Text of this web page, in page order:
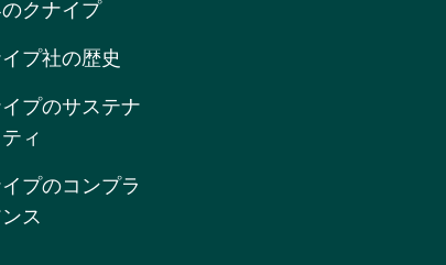
クナイプ
プ社の歴史
プのサステナ
ィ
プのコンプラ
ス